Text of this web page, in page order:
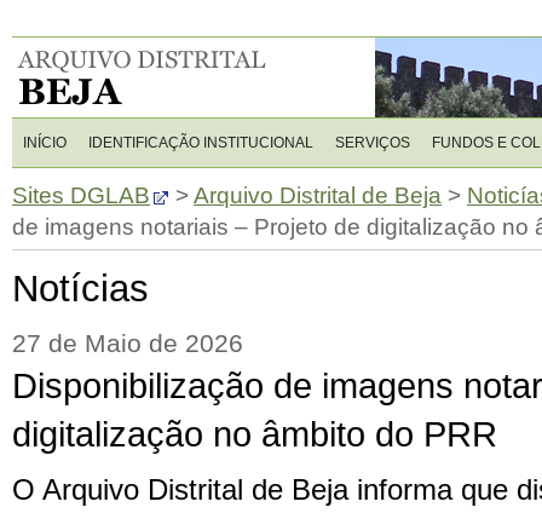
INÍCIO IDENTIFICAÇÃO INSTITUCIONAL SERVIÇOS FUNDOS E
Sites DGLAB >Arquivo Distrital de Beja >
de imagens notariais – Projeto de digitalização no
Notícias
27 de Maio de 2026
Disponibilização de imagens
digitalização no âmbito do PRR
O Arquivo Distrital de Beja informa que